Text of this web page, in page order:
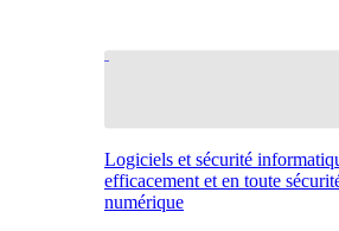
Logiciels et sécurité
efficacement et en toute
numérique